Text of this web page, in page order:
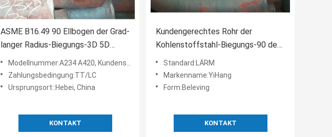
ASME B16.49 90 Ellbogen der Grad-
langer Radius-Biegungs-3D 5D
Vielzweck
Modellnummer:A234 A420, Kundenspezifisch
Zahlungsbedingung:TT/LC
Ursprungsort::Hebei, China
KONTAKT
Kundengerechtes Rohr der
Kohlenstoffstahl-Biegungs-90 des
Grad-3D 5D für Mineralölindustrie
Standard:LÄRM
Markenname:YiHang
Form:Beleving
KONTAKT